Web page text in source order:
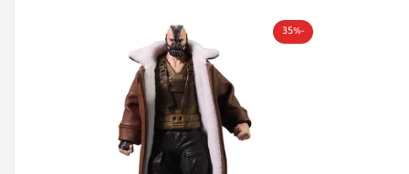
-35%